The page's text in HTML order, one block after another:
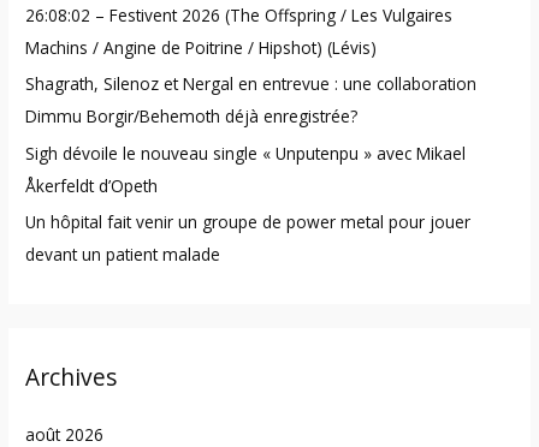
r
:
26:08:02 – Festivent 2026 (The Offspring / Les Vulgaires
Machins / Angine de Poitrine / Hipshot) (Lévis)
Shagrath, Silenoz et Nergal en entrevue : une collaboration
Dimmu Borgir/Behemoth déjà enregistrée?
Sigh dévoile le nouveau single « Unputenpu » avec Mikael
Åkerfeldt d’Opeth
Un hôpital fait venir un groupe de power metal pour jouer
devant un patient malade
Archives
août 2026